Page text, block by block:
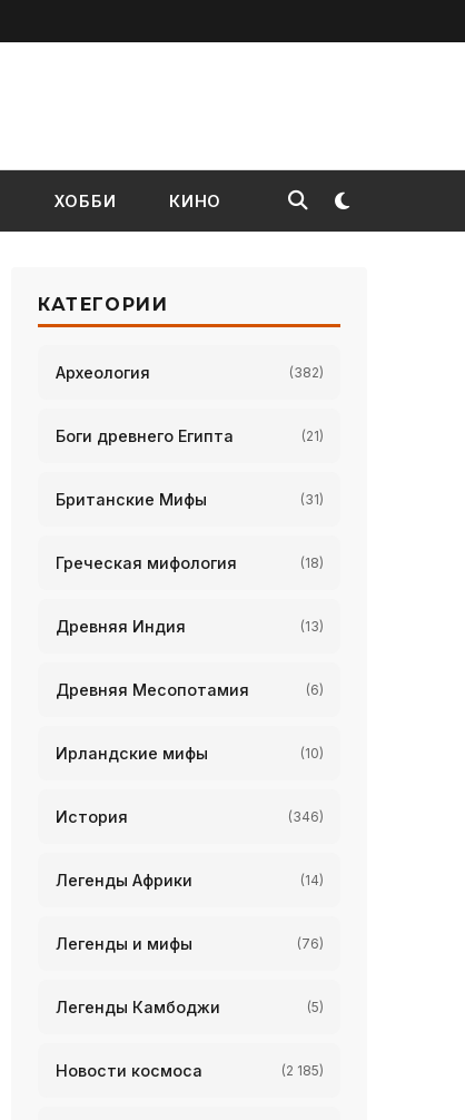
ХОББИ КИНО
КАТЕГОРИИ
Археология (382)
Боги древнего Египта (21)
Британские Мифы (31)
Греческая мифология (18)
Древняя Индия (13)
Древняя Месопотамия (6)
Ирландские мифы (10)
История (346)
Легенды Африки (14)
Легенды и мифы (76)
Легенды Камбоджи (5)
Новости космоса (2 185)